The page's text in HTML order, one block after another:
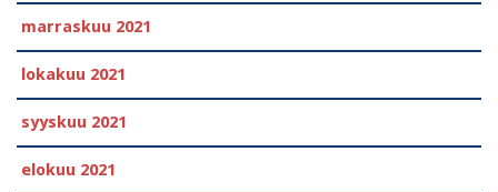
marraskuu 2021
lokakuu 2021
syyskuu 2021
elokuu 2021